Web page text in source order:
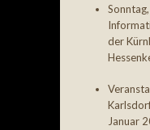
der
Januar